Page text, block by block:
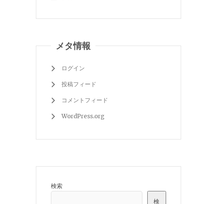
メタ情報
ログイン
投稿フィード
コメントフィード
WordPress.org
検索
検